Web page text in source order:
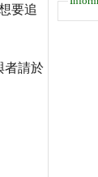
要追
者請於